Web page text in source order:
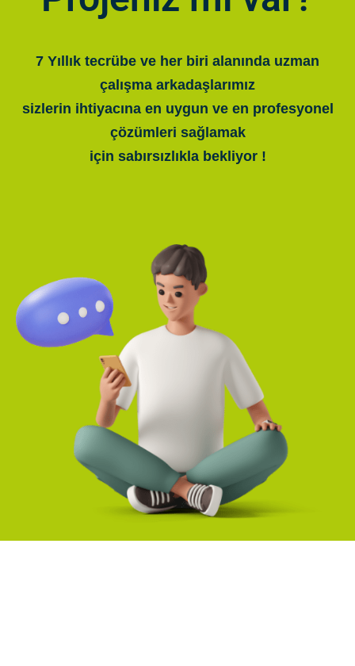
7 Yıllık tecrübe ve her biri alanında uzman
çalışma arkadaşlarımız
sizlerin ihtiyacına en uygun ve en profesyonel
çözümleri sağlamak
için sabırsızlıkla bekliyor !